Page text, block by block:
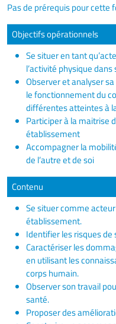
Pas de prérequis pour cette
Objectifs opérationnels
Se situer en tant
l’activité physique
Observer et analyser
le fonctionnement du
différentes atteintes à
Participer à la maitrise
établissement
Accompagner la
de l’autre et de soi
Contenu
Se situer comme
établissement.
Identifier les risques
Caractériser les
en utilisant les
corps humain.
Observer son travail
santé.
Proposer des